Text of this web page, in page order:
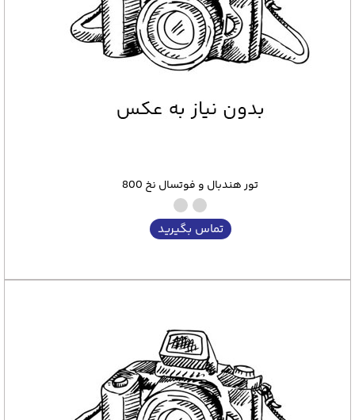
تور هندبال و فوتسال نخ 800
تماس بگیرید